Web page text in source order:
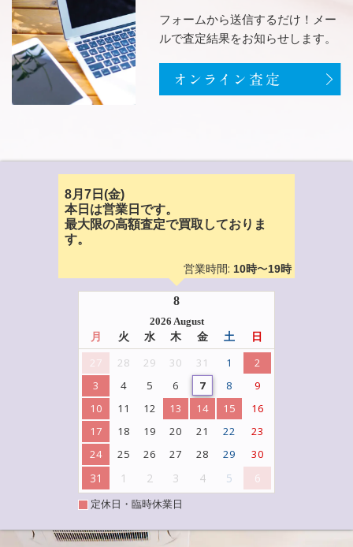
フォームから送信するだけ！メー
ルで査定結果をお知らせします。
8月7日(金)
本日は営業日です。
最大限の高額査定で買取しておりま
す。
営業時間: 10時〜19時
8
2026 August
月
火 水 木 金 土 日
27 28 29 30 31 1
2
3
4 5 6 7 8
9
10
11 12 13 14 15
16
17
18 19 20 21 22
23
24
25 26 27 28 29 30
31 1 2 3 4 5 6
定休日・臨時休業日